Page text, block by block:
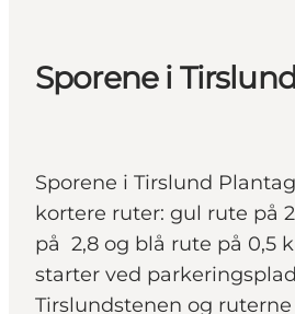
Sporene i
Sporene i Tirslund
kortere ruter: gul rute på
på 2,8 og blå rute på 0,5
starter ved
Tirslundstenen og